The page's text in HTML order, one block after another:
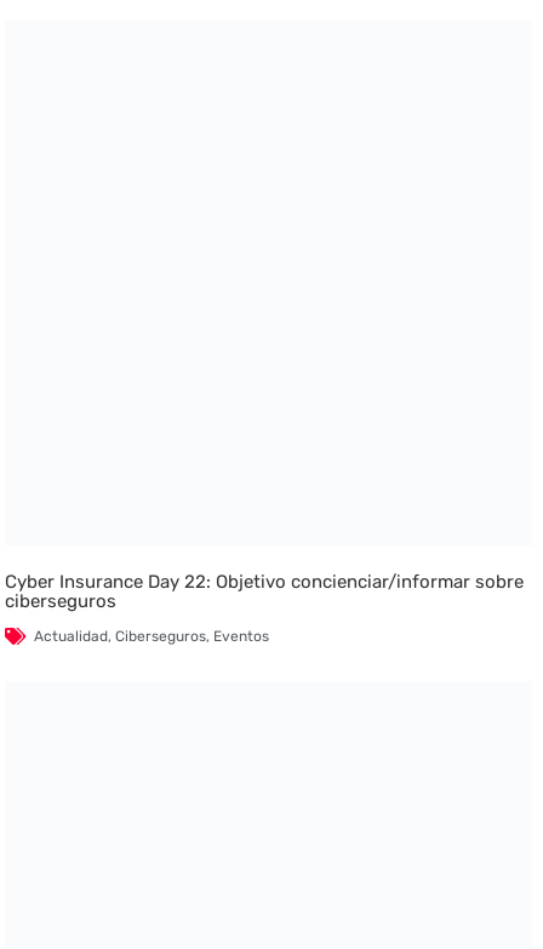
Cyber Insurance Day 22: Objetivo concienciar/informar sobre
ciberseguros
Actualidad,Ciberseguros, Eventos